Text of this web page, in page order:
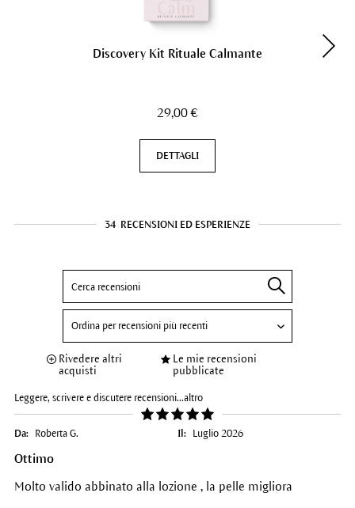
Discovery Kit Rituale Calmante
29,00 €
DETTAGLI
34 RECENSIONI ED ESPERIENZE
Rivedere altri
acquisti
Le mie recensioni
pubblicate
Leggere, scrivere e discutere recensioni...altro
Da: Roberta G. Il: Luglio 2026
Ottimo
Molto valido abbinato alla lozione , la pelle migliora